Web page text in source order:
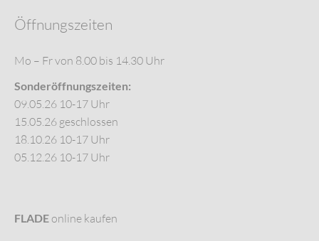
Öffnungszeiten
Mo – Fr von 8.00 bis 14.30 Uhr
Sonderöffnungszeiten:
09.05.26 10-17 Uhr
15.05.26 geschlossen
18.10.26 10-17 Uhr
05.12.26 10-17 Uhr
FLADE online kaufen